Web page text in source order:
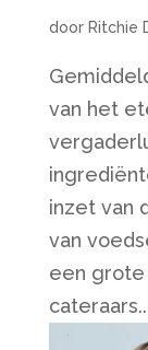
door Ritchie
van het
inzet van
van
een grote